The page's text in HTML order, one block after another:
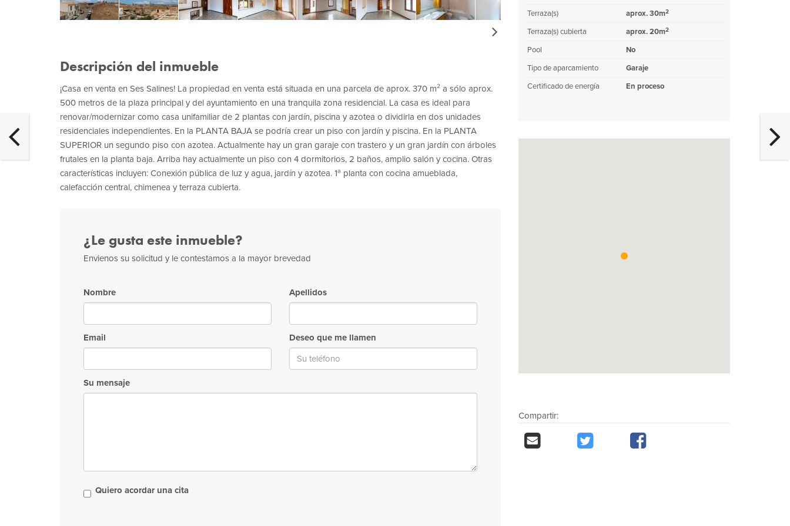
Descripción del inmueble
¡Casa en venta en Ses Salines! La propiedad en venta está situada en una parcela de aprox. 370 m² a sólo aprox.
500 metros de la plaza principal y del ayuntamiento en una tranquila zona residencial. La casa es ideal para
renovar/modernizar como casa unifamiliar de 2 plantas con jardín, piscina y azotea o dividirla en dos unidades
residenciales independientes. En la PLANTA BAJA se podría crear un piso con jardín y piscina. En la PLANTA
SUPERIOR un segundo piso con azotea. Actualmente hay un gran garaje con trastero y un gran jardín con árboles
frutales en la planta baja. Arriba hay actualmente un piso con 4 dormitorios, 2 baños, amplio salón y cocina. Otras
características incluyen: Conexión pública de luz y agua, jardín y azotea. 1ª planta con cocina amueblada,
calefacción central, chimenea y terraza cubierta.
¿Le gusta este inmueble?
Envienos su solicitud y le contestamos a la mayor brevedad
Nombre Apellidos
Email Deseo que me llamen
Su mensaje
Quiero acordar una cita
Terraza(s)
aprox. 30m2
Terraza(s) cubierta aprox. 20m2
Pool
No
Tipo de aparcamiento
Garaje
Certificado de energía
En proceso
Compartir: